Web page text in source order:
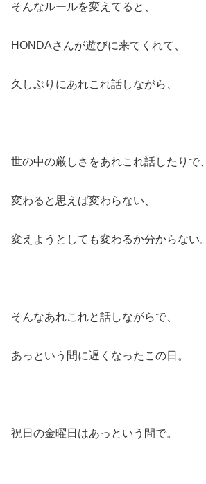
そんなルールを変えてると、
HONDAさんが遊びに来てくれて、
久しぶりにあれこれ話しながら、
世の中の厳しさをあれこれ話したりで、
変わると思えば変わらない、
変えようとしても変わるか分からない。
そんなあれこれと話しながらで、
あっという間に遅くなったこの日。
祝日の金曜日はあっという間で。